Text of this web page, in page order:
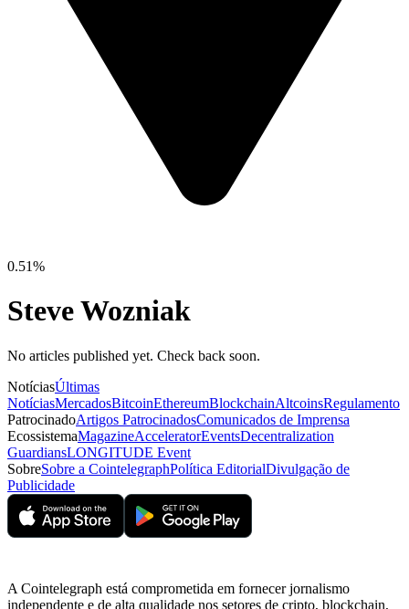
0.51%
Steve Wozniak
No articles published yet. Check back soon.
NotíciasÚltimas
NotíciasMercadosBitcoinEthereumBlockchainAltcoinsRegulamento
PatrocinadoArtigos PatrocinadosComunicados de Imprensa
EcossistemaMagazineAcceleratorEventsDecentralization
GuardiansLONGITUDE Event
SobreSobre a CointelegraphPolítica EditorialDivulgação de
Publicidade
A Cointelegraph está comprometida em fornecer jornalismo
independente e de alta qualidade nos setores de cripto, blockchain,